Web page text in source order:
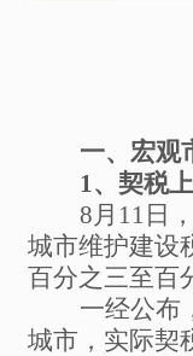
一、宏观
1、契税
8月 11 日
城市维护建设
百分之三至百
一经公布
城市，实际契